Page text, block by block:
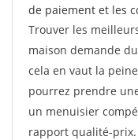
de paiement et les
Trouver les
maison demande
cela en vaut la
pourrez prendre
un menuisier
rapport qualité-prix.